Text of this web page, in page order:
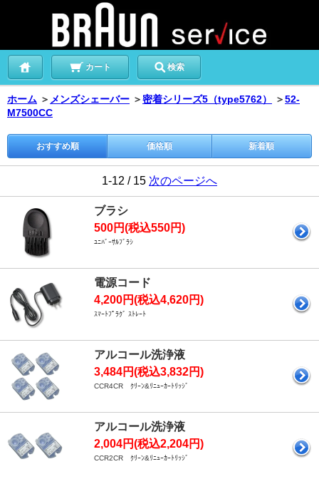
カート 検索
ホーム ＞ メンズシェーバー ＞密着シリーズ5（type5762） ＞52-
M7500CC
おすすめ順 価格順 新着順
1-12 / 15 次のページへ
ブラシ
500円(税込550円)
ﾕﾆﾊﾞｰｻﾙﾌﾞﾗｼ
電源コード
4,200円(税込4,620円)
ｽﾏｰﾄﾌﾟﾗｸﾞ ｽﾄﾚｰﾄ
アルコール洗浄液
3,484円(税込3,832円)
CCR4CR ｸﾘｰﾝ&ﾘﾆｭｰｶｰﾄﾘｯｼﾞ
アルコール洗浄液
2,004円(税込2,204円)
CCR2CR ｸﾘｰﾝ&ﾘﾆｭｰｶｰﾄﾘｯｼﾞ